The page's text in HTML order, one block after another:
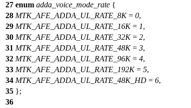
27 enum adda_voice_mode_rate {
28 MTK_AFE_ADDA_UL_RATE_8K= 0,
29 MTK_AFE_ADDA_UL_RATE_16K= 1,
30 MTK_AFE_ADDA_UL_RATE_32K= 2,
31 MTK_AFE_ADDA_UL_RATE_48K= 3,
32 MTK_AFE_ADDA_UL_RATE_96K= 4,
33 MTK_AFE_ADDA_UL_RATE_192K= 5,
34 MTK_AFE_ADDA_UL_RATE_48K_HD = 6,
35 };
36